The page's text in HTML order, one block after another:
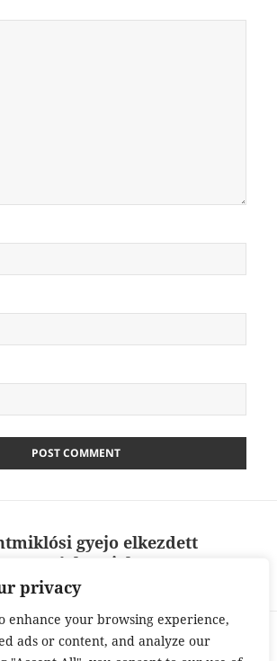
privacy
enhance your browsing experience,
ads or content, and analyze our
gyejo elkezdett
a ráckeveiekre
árnyékában – hogyan